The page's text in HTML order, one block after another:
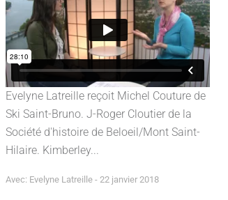
Evelyne Latreille reçoit Michel Couture de
Ski Saint-Bruno. J-Roger Cloutier de la
Société d'histoire de Beloeil/Mont Saint-
Hilaire. Kimberley...
Avec: Evelyne Latreille - 22 janvier 2018